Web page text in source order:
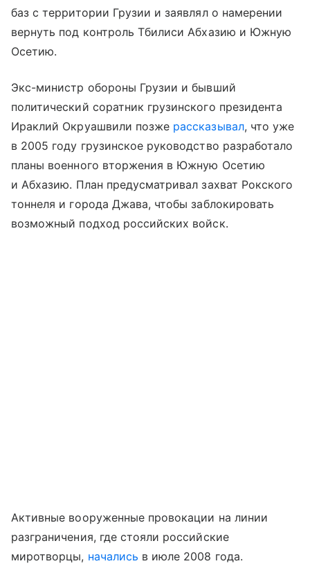
баз с территории Грузии и заявлял о намерении
вернуть под контроль Тбилиси Абхазию и Южную
Осетию.
Экс-министр обороны Грузии и бывший
политический соратник грузинского президента
Ираклий Окруашвили позже рассказывал, что уже
в 2005 году грузинское руководство разработало
планы военного вторжения в Южную Осетию
и Абхазию. План предусматривал захват Рокского
тоннеля и города Джава, чтобы заблокировать
возможный подход российских войск.
Активные вооруженные провокации на линии
разграничения, где стояли российские
миротворцы, начались в июле 2008 года.